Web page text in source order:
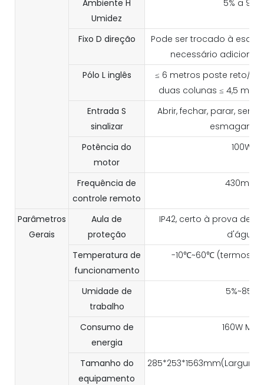
Ambiente H
Umidez
5% a 95%
Fixo D direção
Pode ser trocado à
necessário adicionar
Pólo Linglês
≤ 6 metros poste reto/
duas colunas ≤ 4,5
Entrada S
sinalizar
Abrir, fechar, parar,
Potência do
motor
100W
Frequência de
controle remoto
430mhz
Parâmetros
Gerais
Aula de
proteção
IP42, certo à prova de
d'água
Temperatura de
funcionamento
-10℃~60℃
Umidade de
trabalho
5%~85%
Consumo de
energia
160W MAX
Tamanho do
equipamento